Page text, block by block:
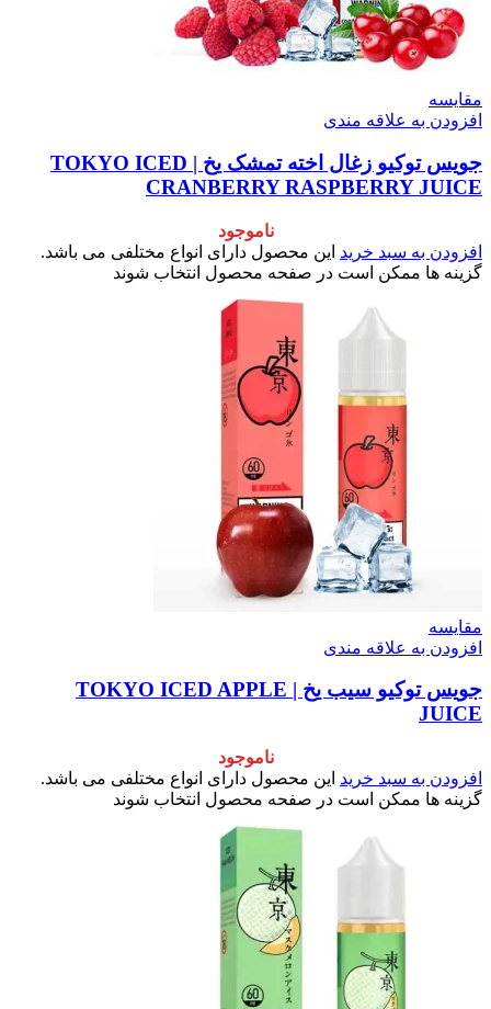
مقایسه
افزودن به علاقه مندی
جویس توکیو زغال اخته تمشک یخ | TOKYO ICED
CRANBERRY RASPBERRY JUICE
ناموجود
افزودن به سبد خرید این محصول دارای انواع مختلفی می باشد.
گزینه ها ممکن است در صفحه محصول انتخاب شوند
مقایسه
افزودن به علاقه مندی
جویس توکیو سیب یخ | TOKYO ICED APPLE
JUICE
ناموجود
افزودن به سبد خرید این محصول دارای انواع مختلفی می باشد.
گزینه ها ممکن است در صفحه محصول انتخاب شوند